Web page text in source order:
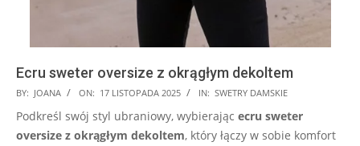
Ecru sweter oversize z okrągłym dekoltem
2025-
11-
17
BY: JOANA ON: 17 LISTOPADA 2025 IN: SWETRY DAMSKIE
Podkreśl swój styl ubraniowy, wybierając ecru sweter
oversize z okrągłym dekoltem, który łączy w sobie komfort